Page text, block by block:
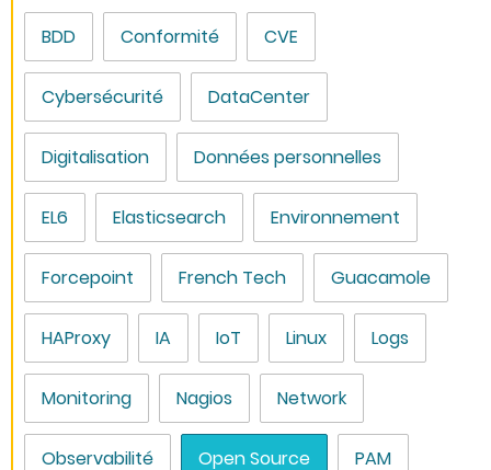
BDD Conformité CVE
Cybersécurité DataCenter
Digitalisation Données personnelles
EL6 Elasticsearch Environnement
Forcepoint French Tech Guacamole
HAProxy IA IoT Linux Logs
Monitoring Nagios Network
Observabilité Open Source PAM